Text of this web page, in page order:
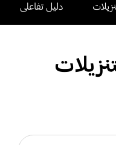
دليل تفاعلى